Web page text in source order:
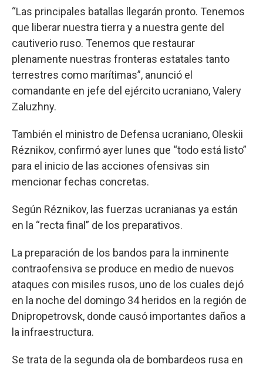
“Las principales batallas llegarán pronto. Tenemos
que liberar nuestra tierra y a nuestra gente del
cautiverio ruso. Tenemos que restaurar
plenamente nuestras fronteras estatales tanto
terrestres como marítimas”, anunció el
comandante en jefe del ejército ucraniano, Valery
Zaluzhny.
También el ministro de Defensa ucraniano, Oleskii
Réznikov, confirmó ayer lunes que “todo está listo”
para el inicio de las acciones ofensivas sin
mencionar fechas concretas.
Según Réznikov, las fuerzas ucranianas ya están
en la “recta final” de los preparativos.
La preparación de los bandos para la inminente
contraofensiva se produce en medio de nuevos
ataques con misiles rusos, uno de los cuales dejó
en la noche del domingo 34 heridos en la región de
Dnipropetrovsk, donde causó importantes daños a
la infraestructura.
Se trata de la segunda ola de bombardeos rusa en